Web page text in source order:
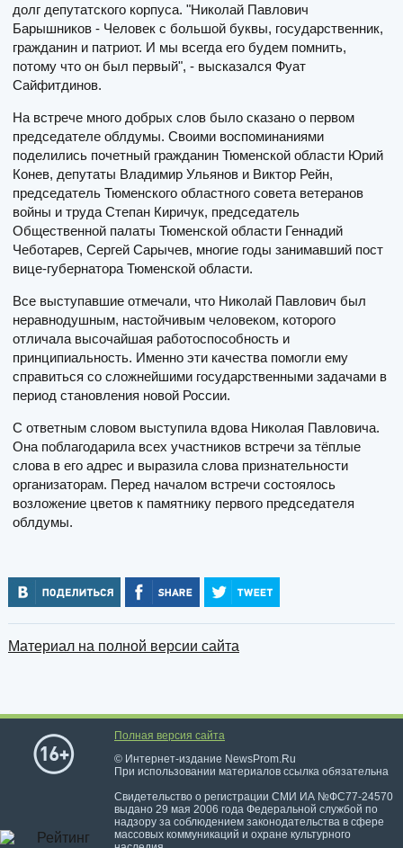
долг депутатского корпуса. "Николай Павлович
Барышников - Человек с большой буквы, государственник,
гражданин и патриот. И мы всегда его будем помнить,
потому что он был первый", - высказался Фуат
Сайфитдинов.
На встрече много добрых слов было сказано о первом
председателе облдумы. Своими воспоминаниями
поделились почетный гражданин Тюменской области Юрий
Конев, депутаты Владимир Ульянов и Виктор Рейн,
председатель Тюменского областного совета ветеранов
войны и труда Степан Киричук, председатель
Общественной палаты Тюменской области Геннадий
Чеботарев, Сергей Сарычев, многие годы занимавший пост
вице-губернатора Тюменской области.
Все выступавшие отмечали, что Николай Павлович был
неравнодушным, настойчивым человеком, которого
отличала высочайшая работоспособность и
принципиальность. Именно эти качества помогли ему
справиться со сложнейшими государственными задачами в
период становления новой России.
С ответным словом выступила вдова Николая Павловича.
Она поблагодарила всех участников встречи за тёплые
слова в его адрес и выразила слова признательности
организаторам. Перед началом встречи состоялось
возложение цветов к памятнику первого председателя
облдумы.
Материал на полной версии сайта
Полная версия сайта
© Интернет-издание NewsProm.Ru
При использовании материалов ссылка обязательна
Свидетельство о регистрации СМИ ИА №ФС77-24570
выдано 29 мая 2006 года Федеральной службой по
надзору за соблюдением законодательства в сфере
массовых коммуникаций и охране культурного